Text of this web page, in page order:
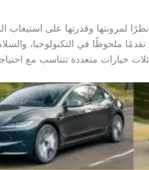
لمرونتها وقدرتها على
تقدمًا ملحوظًا في